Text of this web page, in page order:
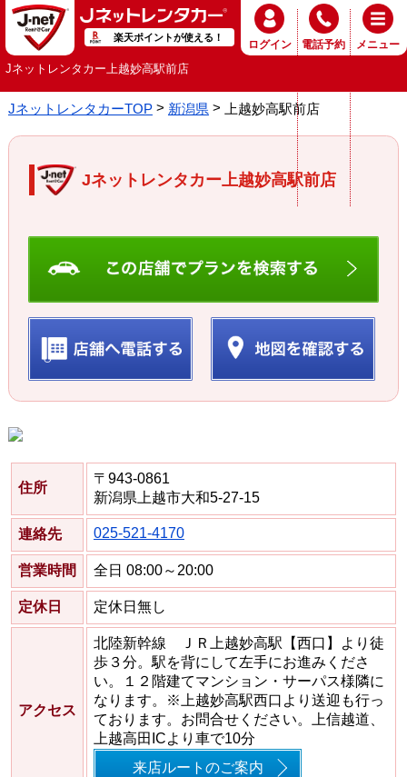
楽天ポイントが使える！
ログイン 電話予約 メニュー
Jネットレンタカー上越妙高駅前店
JネットレンタカーTOP 新潟県 上越妙高駅前店
Jネットレンタカー上越妙高駅前店
住所
〒943-0861
新潟県上越市大和5-27-15
連絡先 025-521-4170
営業時間 全日 08:00～20:00
定休日 定休日無し
アクセス
北陸新幹線 ＪＲ上越妙高駅【西口】より徒
歩３分。駅を背にして左手にお進みくださ
い。１２階建てマンション・サーパス様隣に
なります。※上越妙高駅西口より送迎も行っ
ております。お問合せください。上信越道、
上越高田ICより車で10分
来店ルートのご案内